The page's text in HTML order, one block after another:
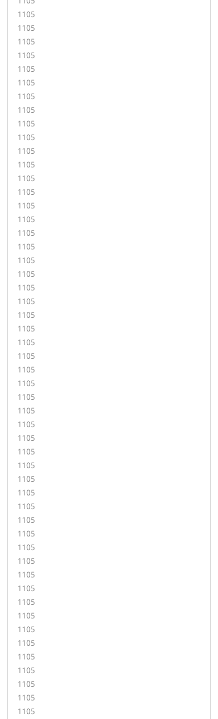
1105
1105
1105
1105
1105
1105
1105
1105
1105
1105
1105
1105
1105
1105
1105
1105
1105
1105
1105
1105
1105
1105
1105
1105
1105
1105
1105
1105
1105
1105
1105
1105
1105
1105
1105
1105
1105
1105
1105
1105
1105
1105
1105
1105
1105
1105
1105
1105
1105
1105
1105
1105